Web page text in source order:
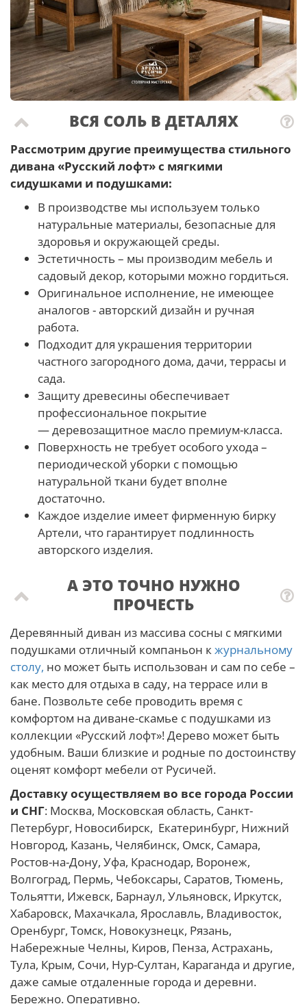
ВСЯ СОЛЬ В ДЕТАЛЯХ
Рассмотрим другие преимущества стильного
дивана «Русский лофт» с мягкими
сидушками и подушками:
В производстве мы используем только
натуральные материалы, безопасные для
здоровья и окружающей среды.
Эстетичность – мы производим мебель и
садовый декор, которыми можно гордиться.
Оригинальное исполнение, не имеющее
аналогов - авторский дизайн и ручная
работа.
Подходит для украшения территории
частного загородного дома, дачи, террасы и
сада.
Защиту древесины обеспечивает
профессиональное покрытие
— деревозащитное масло премиум-класса.
Поверхность не требует особого ухода –
периодической уборки с помощью
натуральной ткани будет вполне
достаточно.
Каждое изделие имеет фирменную бирку
Артели, что гарантирует подлинность
авторского изделия.
А ЭТО ТОЧНО НУЖНО
ПРОЧЕСТЬ
Деревянный диван из массива сосны с мягкими
подушками отличный компаньон кжурнальному
столу, но может быть использован и сам по себе –
как место для отдыха в саду, на террасе или в
бане. Позвольте себе проводить время с
комфортом на диване-скамье с подушками из
коллекции «Русский лофт»! Дерево может быть
удобным. Ваши близкие и родные по достоинству
оценят комфорт мебели от Русичей.
Доставку осуществляем во все города России
и СНГ: Москва, Московская область, Санкт-
Петербург, Новосибирск, Екатеринбург, Нижний
Новгород, Казань, Челябинск, Омск, Самара,
Ростов-на-Дону, Уфа, Краснодар, Воронеж,
Волгоград, Пермь, Чебоксары, Саратов, Тюмень,
Тольятти, Ижевск, Барнаул, Ульяновск, Иркутск,
Хабаровск, Махачкала, Ярославль, Владивосток,
Оренбург, Томск, Новокузнецк, Рязань,
Набережные Челны, Киров, Пенза, Астрахань,
Тула, Крым, Сочи, Нур-Султан, Караганда и другие,
даже самые отдаленные города и деревни.
Бережно. Оперативно.